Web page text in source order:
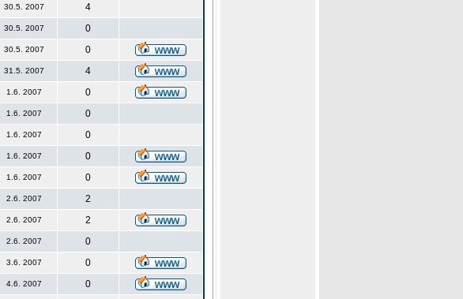
30.5. 2007
4
30.5. 2007
0
30.5. 2007
0
31.5. 2007
4
1.6. 2007
0
1.6. 2007
0
1.6. 2007
0
1.6. 2007
0
1.6. 2007
0
2.6. 2007
2
2.6. 2007
2
2.6. 2007
0
3.6. 2007
0
4.6. 2007
0